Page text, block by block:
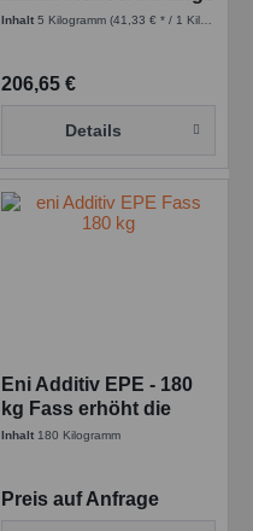
- Stellmittel
Inhalt5 Kilogramm(41,33 € * / 1 Kilogramm)
206,65 €
Details
Eni Additiv EPE - 180
kg Fass erhöht die
Schmiereigenschaften
Inhalt 180 Kilogramm
Preis auf Anfrage